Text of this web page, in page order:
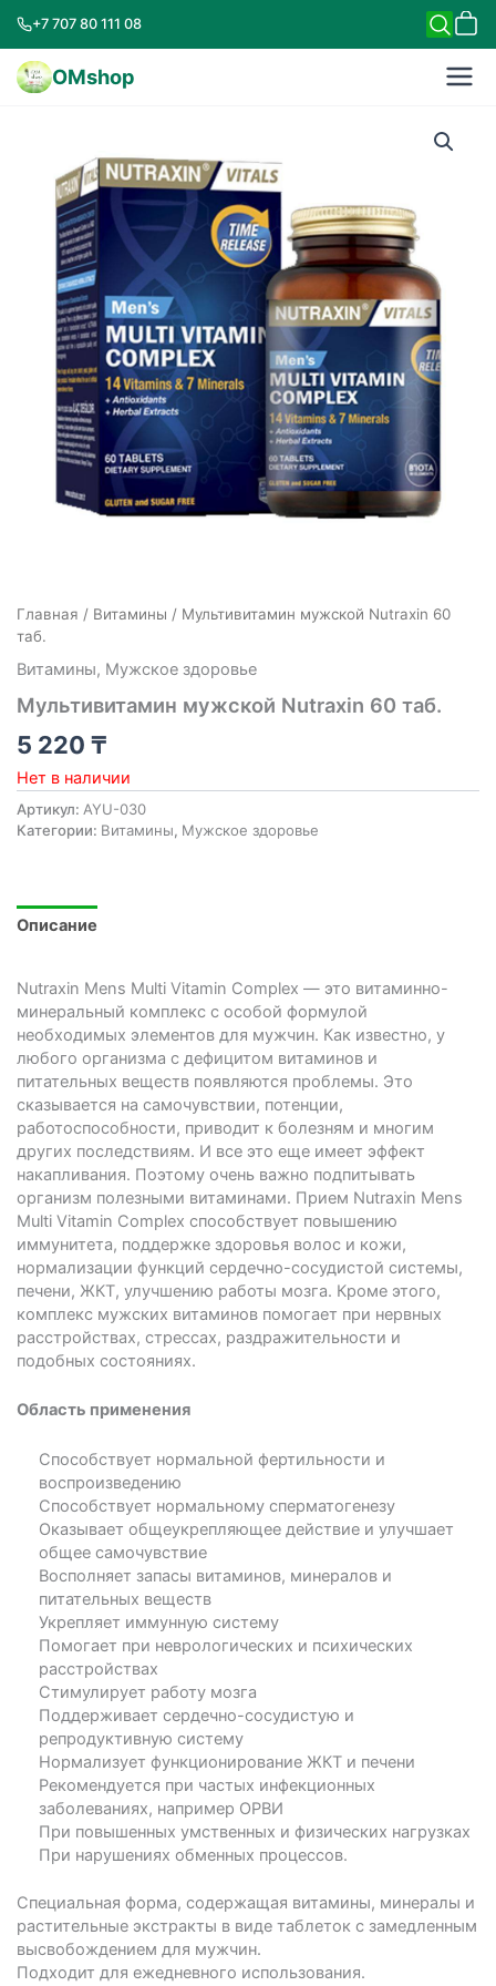
+7 707 80 111 08
OMshop
Главная / Витамины / Мультивитамин мужской Nutraxin 60
таб.
Витамины, Мужское здоровье
Мультивитамин мужской Nutraxin 60 таб.
5 220 ₸
Нет в наличии
Артикул: AYU-030
Категории: Витамины, Мужское здоровье
Описание
Nutraxin Mens Multi Vitamin Complex — это витаминно-
минеральный комплекс с особой формулой
необходимых элементов для мужчин. Как известно, у
любого организма с дефицитом витаминов и
питательных веществ появляются проблемы. Это
сказывается на самочувствии, потенции,
работоспособности, приводит к болезням и многим
других последствиям. И все это еще имеет эффект
накапливания. Поэтому очень важно подпитывать
организм полезными витаминами. Прием Nutraxin Mens
Multi Vitamin Complex способствует повышению
иммунитета, поддержке здоровья волос и кожи,
нормализации функций сердечно-сосудистой системы,
печени, ЖКТ, улучшению работы мозга. Кроме этого,
комплекс мужских витаминов помогает при нервных
расстройствах, стрессах, раздражительности и
подобных состояниях.
Область применения
Способствует нормальной фертильности и
воспроизведению
Способствует нормальному сперматогенезу
Оказывает общеукрепляющее действие и улучшает
общее самочувствие
Восполняет запасы витаминов, минералов и
питательных веществ
Укрепляет иммунную систему
Помогает при неврологических и психических
расстройствах
Стимулирует работу мозга
Поддерживает сердечно-сосудистую и
репродуктивную систему
Нормализует функционирование ЖКТ и печени
Рекомендуется при частых инфекционных
заболеваниях, например ОРВИ
При повышенных умственных и физических нагрузках
При нарушениях обменных процессов.
Специальная форма, содержащая витамины, минералы и
растительные экстракты в виде таблеток с замедленным
высвобождением для мужчин.
Подходит для ежедневного использования.